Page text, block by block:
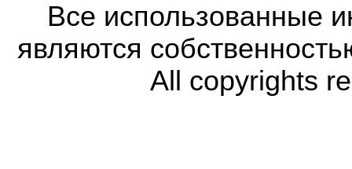
Все использованные
являются
All copyrights